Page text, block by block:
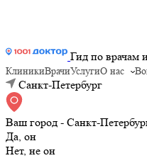
Гид по врачам
КлиникиВрачиУслугиО нас
Санкт-Петербург
Ваш город - Санкт-
Да, он
Нет, не он